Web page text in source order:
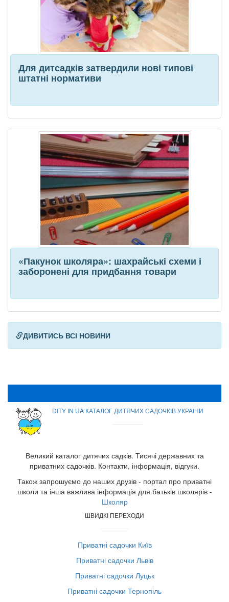
Для дитсадків затвердили нові типові
штатні нормативи
«Пакунок школяра»: шахрайські схеми і
заборонені для придбання товари
ДИВИТИСЬ ВСІ НОВИНИ
DITY IN UA КАТАЛОГ ДИТЯЧИХ САДОЧКІВ УКРАЇНИ
Великий каталог дитячих садків. Тисячі державних та
приватних садочків. Контакти, інформація, відгуки.
Також запрошуємо до наших друзів - портал про приватні
школи та інша важлива інформація для батьків школярів -
Школяр
ШВИДКІ ПЕРЕХОДИ
Приватні садочки Київ
Приватні садочки Львів
Приватні садочки Луцьк
Приватні садочки Тернопіль